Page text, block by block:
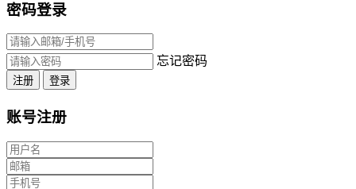
密码登录
忘记密码
注册 登录
账号注册